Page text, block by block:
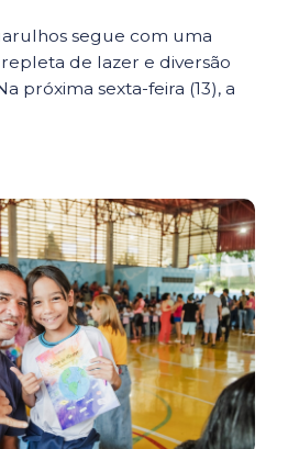
segue com uma
de lazer e diversão
próxima sexta-feira (13), a